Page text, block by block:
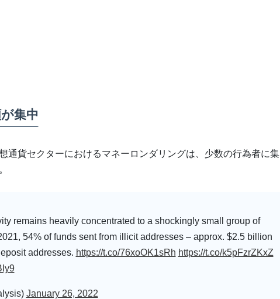
集中
通貨セクターにおけるマネーロンダリングは、少数の行為者に集
remains heavily concentrated to a shockingly small group of
54% of funds sent from illicit addresses – approx. $2.5 billion
addresses. https://t.co/76xoOK1sRh https://t.co/k5pFzrZKxZ
January 26, 2022